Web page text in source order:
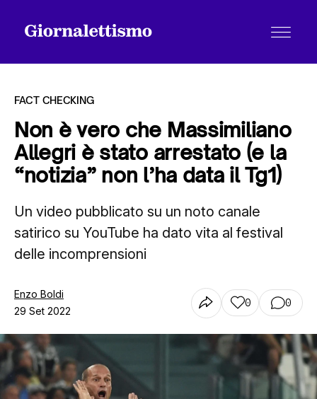
Tutti gli articoli
Chi siamo
FACT CHECKING
Non è vero che Massimiliano
Allegri è stato arrestato (e la
“notizia” non l’ha data il Tg1)
Un video pubblicato su un noto canale
satirico su YouTube ha dato vita al festival
delle incomprensioni
Enzo Boldi
29 Set 2022
0 0